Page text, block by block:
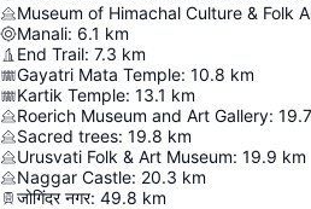
Museum of Himachal Culture & Folk
Manali: 6.1 km
End Trail: 7.3 km
Gayatri Mata Temple: 10.8 km
Kartik Temple: 13.1 km
Roerich Museum and Art Gallery: 19.7
Sacred trees: 19.8 km
Urusvati Folk & Art Museum: 19.9 km
Naggar Castle: 20.3 km
जोगिंदर नगर: 49.8 km